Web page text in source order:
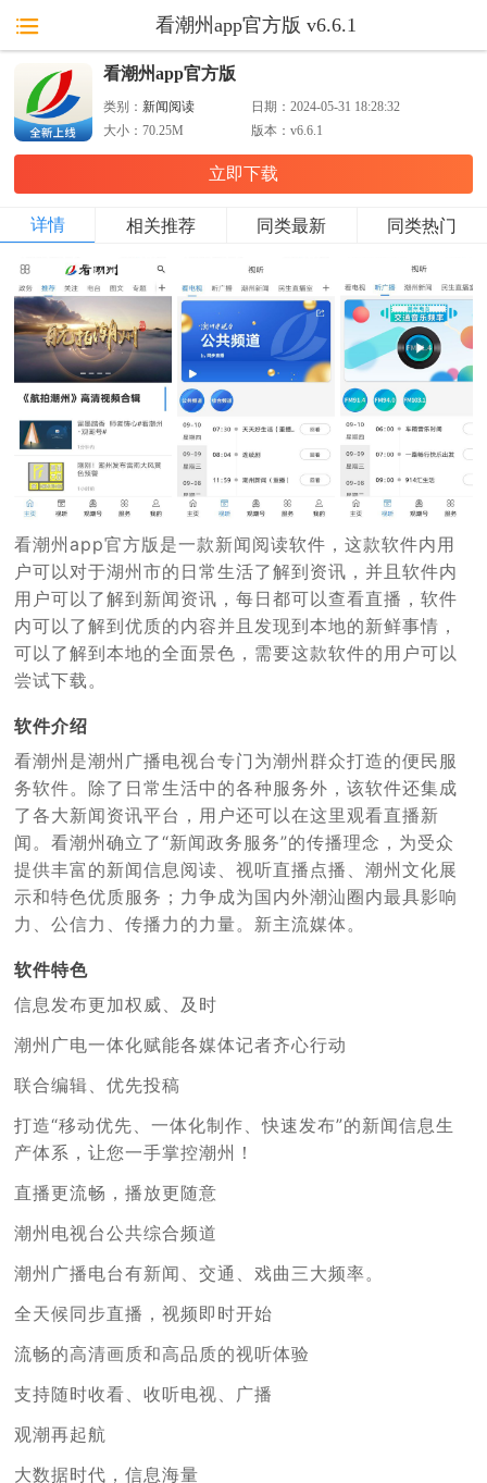
看潮州app官方版 v6.6.1
看潮州app官方版
类别：新闻阅读 日期：2024-05-31 18:28:32
大小：70.25M 版本：v6.6.1
立即下载
详情 相关推荐 同类最新 同类热门
看潮州app官方版是一款新闻阅读软件，这款软件内用
户可以对于湖州市的日常生活了解到资讯，并且软件内
用户可以了解到新闻资讯，每日都可以查看直播，软件
内可以了解到优质的内容并且发现到本地的新鲜事情，
可以了解到本地的全面景色，需要这款软件的用户可以
尝试下载。
软件介绍
看潮州是潮州广播电视台专门为潮州群众打造的便民服
务软件。除了日常生活中的各种服务外，该软件还集成
了各大新闻资讯平台，用户还可以在这里观看直播新
闻。看潮州确立了“新闻政务服务”的传播理念，为受众
提供丰富的新闻信息阅读、视听直播点播、潮州文化展
示和特色优质服务；力争成为国内外潮汕圈内最具影响
力、公信力、传播力的力量。新主流媒体。
软件特色
信息发布更加权威、及时
潮州广电一体化赋能各媒体记者齐心行动
联合编辑、优先投稿
打造“移动优先、一体化制作、快速发布”的新闻信息生
产体系，让您一手掌控潮州！
直播更流畅，播放更随意
潮州电视台公共综合频道
潮州广播电台有新闻、交通、戏曲三大频率。
全天候同步直播，视频即时开始
流畅的高清画质和高品质的视听体验
支持随时收看、收听电视、广播
观潮再起航
大数据时代，信息海量